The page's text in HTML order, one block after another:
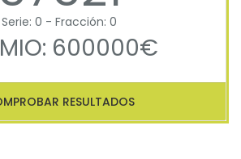
Serie: 0 - Fracción: 0
600000€
RESULTADOS